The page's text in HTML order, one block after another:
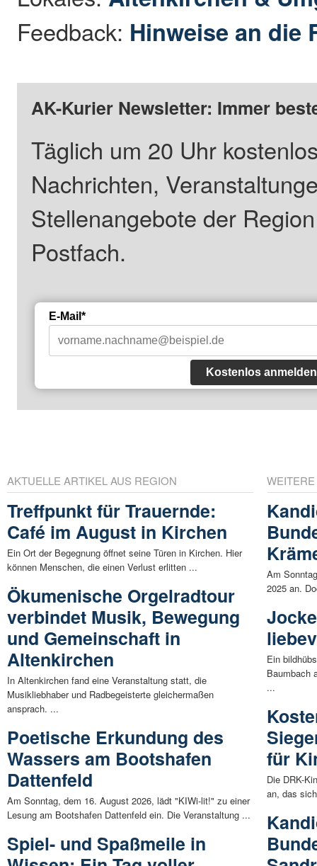
Feedback: Hinweise an die
AK-Kurier Newsletter: Immer
Täglich um 20 Uhr
Nachrichten,
Stellenangebote der
Postfach.
E-Mail*
Kostenlos anmelden
AKTUELLE ARTIKEL AUS REGION
Treffpunkt für Trauernde:
Café im August in Kirchen
Ein Ort der Begegnung öffnet seine Türen in Kirchen. Hier
können Menschen, die einen Verlust erlitten ...
Ökumenische Orgelradtour
verbindet Musik, Bewegung
und Gemeinschaft in
Altenkirchen
In Altenkirchen fand eine Veranstaltung statt, die
Musikliebhaber und Radbegeisterte gleichermaßen
ansprach. ...
Poetische Erkundung des
Wassers am Bootshafen
Dattenfeld
Am Sonntag, dem 16. August 2026, lädt "KIWi-lit!" zu einer
Lesung am Bootshafen Dattenfeld ein. Die Veranstaltung ...
Spiel- und Spaßmeile in
Am
2025 an.
Ein
Baumbach
...
für
Die DRK-
an, das